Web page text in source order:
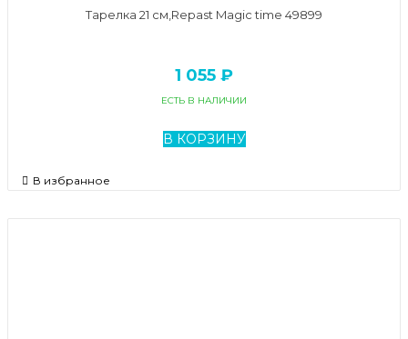
Тарелка 21 см,Repast Magic time 49899
1 055 ₽
ЕСТЬ В НАЛИЧИИ
В КОРЗИНУ
В избранное